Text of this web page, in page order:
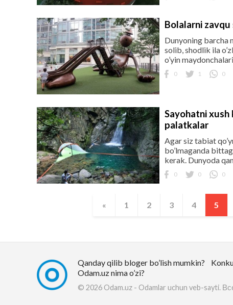
Bolalarni zavqu
Dunyoning barcha
solib, shodlik ila
o’yin
0 1 0
Sayohatni xush
palatkalar
Agar siz tabiat
bo’lmaganda
kerak. Dunyoda
0 0 0
« 1 2 3 4 5
Qanday qilib bloger bo’lish mumkin?
Odam.uz nima o’zi?
© 2026 Odam.uz - Odamlar uchun veb-sayti.